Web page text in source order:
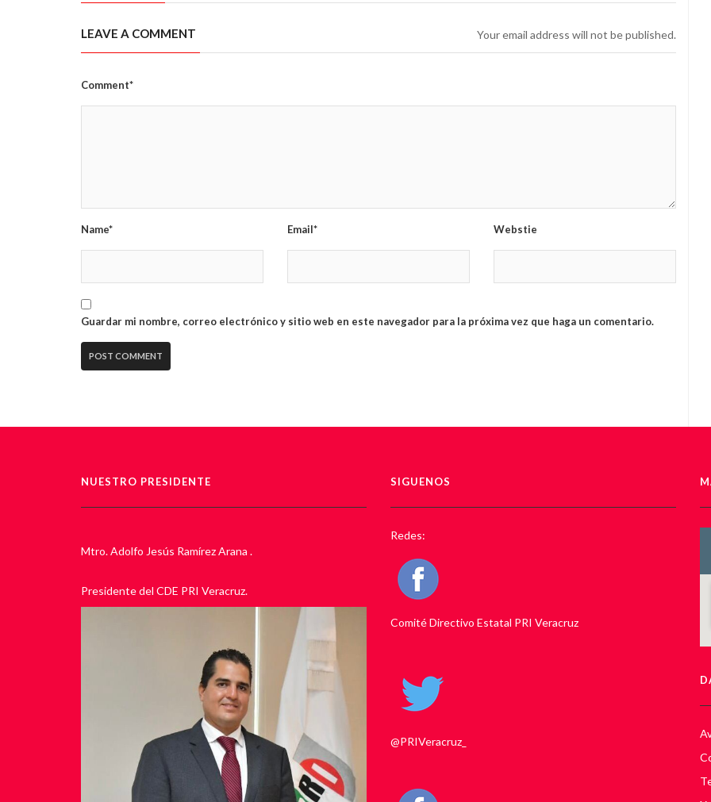
LEAVE A COMMENT Your email address will not be published.
Comment*
Name* Email* Webstie
Guardar mi nombre, correo electrónico y sitio web en este navegador para la próxima vez que haga un comentario.
NUESTRO PRESIDENTE
Mtro. Adolfo Jesús Ramírez Arana .
Presidente del CDE PRI Veracruz.
SIGUENOS
Redes:
Comité Directivo Estatal PRI Veracruz
@PRIVeracruz_